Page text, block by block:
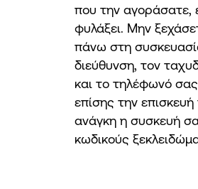
που την αγοράσατε,
φυλάξει. Μην
πάνω στη
διεύθυνση, τον
και το τηλέφωνό
επίσης την επισκευή
ανάγκη η συσκευή
κωδικούς